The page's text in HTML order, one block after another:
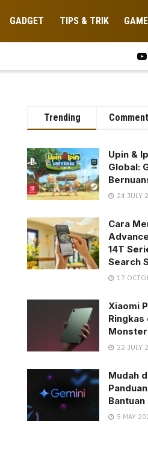
GADGET TIPS & TRIK GAME
Trending
Upin &
Global:
24 JULY
Cara
14T
Search
17
Xiaomi
22 JULY
Mudah
5 MAY